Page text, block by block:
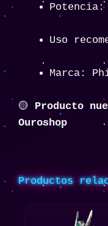
Potencia:
Uso
Marca:
🟡 Producto
Ouroshop
Productos